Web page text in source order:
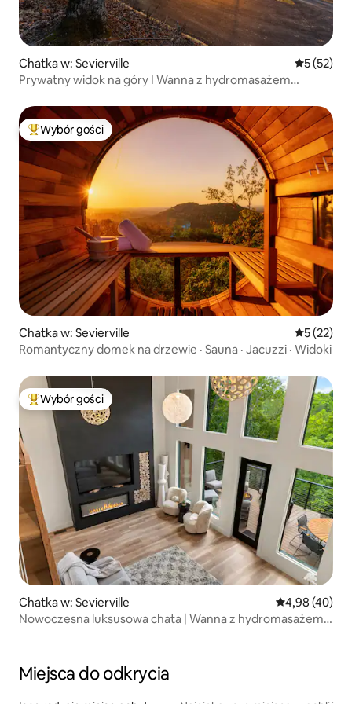
Chatka w: Sevierville Średnia
5 (52)
Prywatny widok na góry I Wanna z hydromasażem
Najpopularniejsze z kategorii Wybór gości
Wybór gości
Chatka w: Sevierville Średnia
5 (22)
Romantyczny domek na drzewie · Sauna · Jacuzzi · Widoki
Najpopularniejsze z kategorii Wybór gości
Wybór gości
Chatka w: Sevierville Średnia
4,98 (40)
Nowoczesna luksusowa chata | Wanna z hydromasażem,
Miejsca do odkrycia